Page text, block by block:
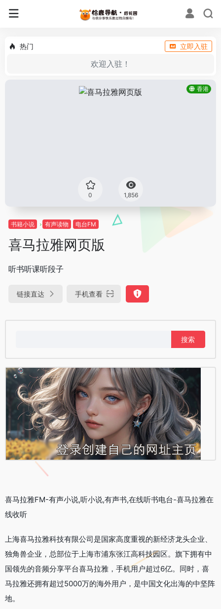
热门 立即入驻
欢迎入驻！
香港
0 1,856
书籍小说 有声读物 电台FM
喜马拉雅网页版
听书听课听段子
链接直达 手机查看
喜马拉雅FM-有声小说,听小说,有声书,在线听书电台-喜马拉雅在
线收听
上海喜马拉雅科技有限公司是国家高度重视的新经济龙头企业、
独角兽企业，总部位于上海市浦东张江高科技园区。旗下拥有中
国领先的音频分享平台喜马拉雅，手机用户超过6亿。同时，喜
马拉雅还拥有超过5000万的海外用户，是中国文化出海的中坚阵
地。